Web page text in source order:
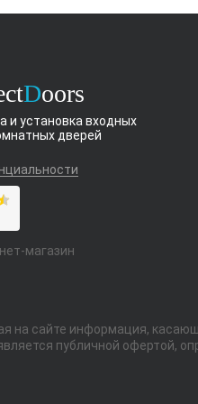
Doors
и установка входных
дверей
магазин
на сайте информация,
публичной офертой,